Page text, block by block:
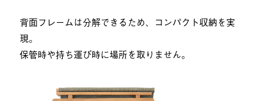
背面フレームは分解できるため、コンパクト収納を実
現。
保管時や持ち運び時に場所を取りません。